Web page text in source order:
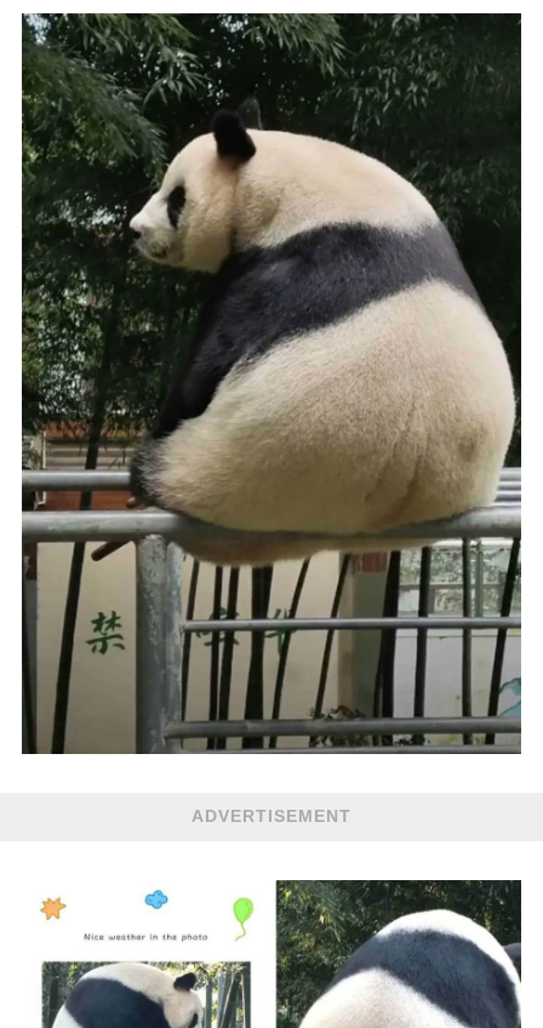
ADVERTISEMENT